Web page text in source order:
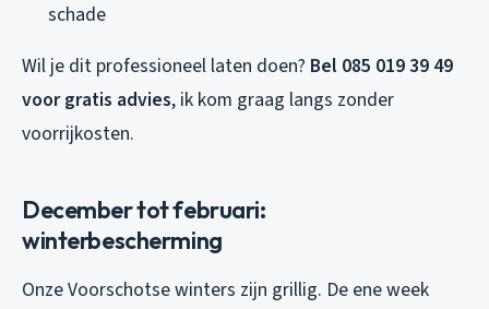
schade
Wil je dit professioneel laten doen? Bel 085 019 39 49
voor gratis advies, ik kom graag langs zonder
voorrijkosten.
December tot februari:
winterbescherming
Onze Voorschotse winters zijn grillig. De ene week